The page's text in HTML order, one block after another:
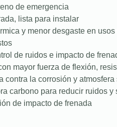
de emergencia
lista para instalar
y menor desgaste en
de ruidos e impacto de
mayor fuerza de flexión,
contra la corrosión y atmosfera
carbono para reducir ruidos y
de impacto de frenada